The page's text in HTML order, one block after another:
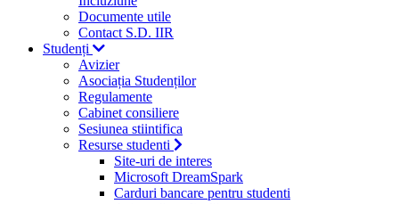
Documente utile
Contact S.D. IIR
Studenți
Avizier
Asociația Studenților
Regulamente
Cabinet consiliere
Sesiunea stiintifica
Resurse studenti
Site-uri de interes
Microsoft DreamSpark
Carduri bancare pentru studenti